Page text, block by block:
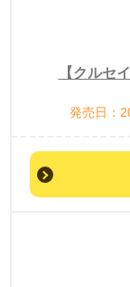
【クルセ
発売日：